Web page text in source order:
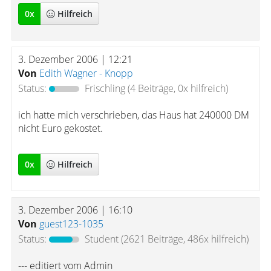
0x Hilfreich
3. Dezember 2006 | 12:21
Von Edith Wagner - Knopp
Status:
Frischling(4 Beiträge, 0x hilfreich)
ich hatte mich verschrieben, das Haus hat 240000 DM
nicht Euro gekostet.
0x Hilfreich
3. Dezember 2006 | 16:10
Von guest123-1035
Status:
Student(2621 Beiträge, 486x hilfreich)
--- editiert vom Admin